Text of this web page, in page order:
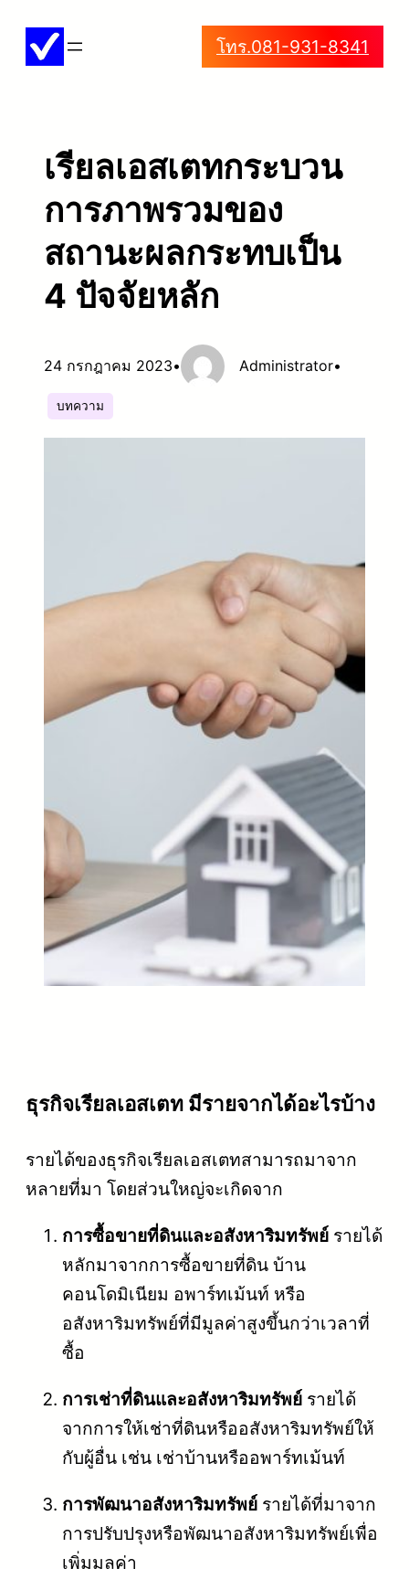
โทร.081-931-8341
เรียลเอสเตทกระบวน
การภาพรวมของ
สถานะผลกระทบเป็น
4 ปัจจัยหลัก
24 กรกฎาคม 2023• Administrator•
บทความ
ธุรกิจเรียลเอสเตท มีรายจากได้อะไรบ้าง
รายได้ของธุรกิจเรียลเอสเตทสามารถมาจาก
หลายที่มา โดยส่วนใหญ่จะเกิดจาก
การซื้อขายที่ดินและอสังหาริมทรัพย์ รายได้
หลักมาจากการซื้อขายที่ดิน บ้าน
คอนโดมิเนียม อพาร์ทเม้นท์ หรือ
อสังหาริมทรัพย์ที่มีมูลค่าสูงขึ้นกว่าเวลาที่
ซื้อ
การเช่าที่ดินและอสังหาริมทรัพย์ รายได้
จากการให้เช่าที่ดินหรืออสังหาริมทรัพย์ให้
กับผู้อื่น เช่น เช่าบ้านหรืออพาร์ทเม้นท์
การพัฒนาอสังหาริมทรัพย์ รายได้ที่มาจาก
การปรับปรุงหรือพัฒนาอสังหาริมทรัพย์เพื่อ
เพิ่มมูลค่า